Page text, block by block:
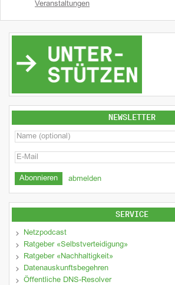
Veranstaltungen
NEWSLETTER
abmelden
SERVICE
Netzpodcast
Ratgeber «Selbstverteidigung»
Ratgeber «Nachhaltigkeit»
Datenauskunftsbegehren
Öffentliche DNS-Resolver